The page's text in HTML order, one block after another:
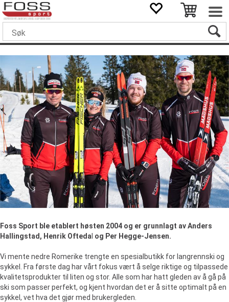
Foss Sport ble etablert høsten 2004 og er grunnlagt av Anders
Hallingstad, Henrik Ofteda og Per Hegge-Jensen.
Vi mente nedre Romerike trengte en spesialbutikk for langrennski og
sykkel. Fra første dag har vårt fokus vært å selge riktige og tilpassede
kvalitetsprodukter til liten og stor. Alle som har hatt gleden av å gå på
ski som passer perfekt, og kjent hvordan det er å sitte optimalt på en
sykkel, vet hva det gjør med brukergleden.